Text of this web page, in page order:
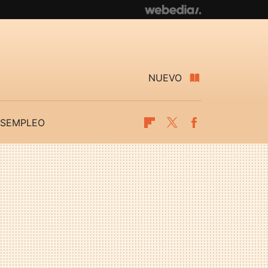
NUEVO
Flipboard
Twitter